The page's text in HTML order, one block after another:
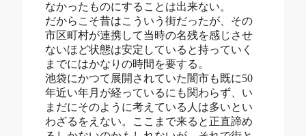
なかったものにすることは出来ない。
だからこそ昔はこういう街だったが、その
市区町村が連携して当時の名残を感じさせ
ないほど状態は安定していると持っていく
までにはかなりの時間を要する。
池袋にかつて展開されていた闇市も既に50
年近い年月が経っているにも関わらず、い
まだにそのように考えている人は多いとい
わざるをえない。ここまで来ると正直諦め